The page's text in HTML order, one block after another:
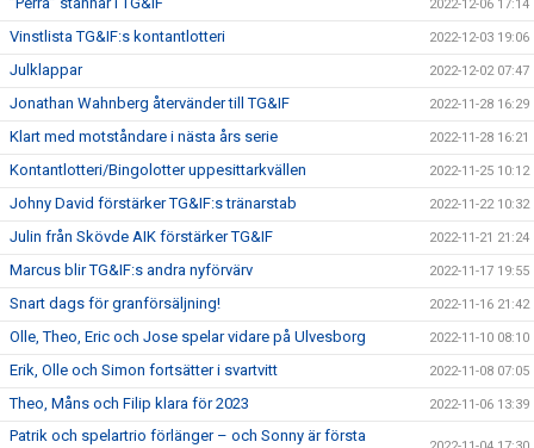
2022-12-06 17:14
Vinstlista TG&IF:s kontantlotteri 2022-12-03 19:06
Julklappar 2022-12-02 07:47
Jonathan Wahnberg återvänder till TG&IF 2022-11-28 16:29
Klart med motståndare i nästa års serie 2022-11-28 16:21
Kontantlotteri/Bingolotter uppesittarkvällen 2022-11-25 10:12
Johny David förstärker TG&IF:s tränarstab 2022-11-22 10:32
Julin från Skövde AIK förstärker TG&IF 2022-11-21 21:24
Marcus blir TG&IF:s andra nyförvärv 2022-11-17 19:55
Snart dags för granförsäljning! 2022-11-16 21:42
Olle, Theo, Eric och Jose spelar vidare på Ulvesborg 2022-11-10 08:10
Erik, Olle och Simon fortsätter i svartvitt 2022-11-08 07:05
Theo, Måns och Filip klara för 2023 2022-11-06 13:39
Patrik och spelartrio förlänger – och Sonny är första